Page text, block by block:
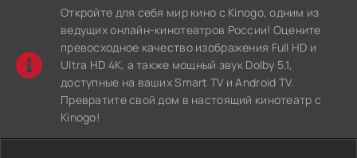
Откройте для себя мир кино с Kinogo, одним из
ведущих онлайн-кинотеатров России! Оцените
превосходное качество изображения Full HD и
Ultra HD 4K, а также мощный звук Dolby 5.1,
доступные на ваших Smart TV и Android TV.
Превратите свой дом в настоящий кинотеатр с
Kinogo!